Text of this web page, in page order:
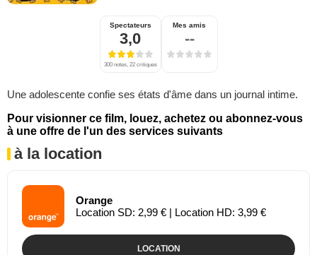
Spectateurs
3,0
300 notes, 22 critiques
Mes amis
--
Une adolescente confie ses états d'âme dans un journal intime.
Pour visionner ce film, louez, achetez ou abonnez-vous
à une offre de l'un des services suivants
à la location
Orange
Location SD: 2,99 € | Location HD: 3,99 €
LOCATION